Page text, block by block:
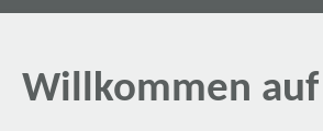
Willkommen auf